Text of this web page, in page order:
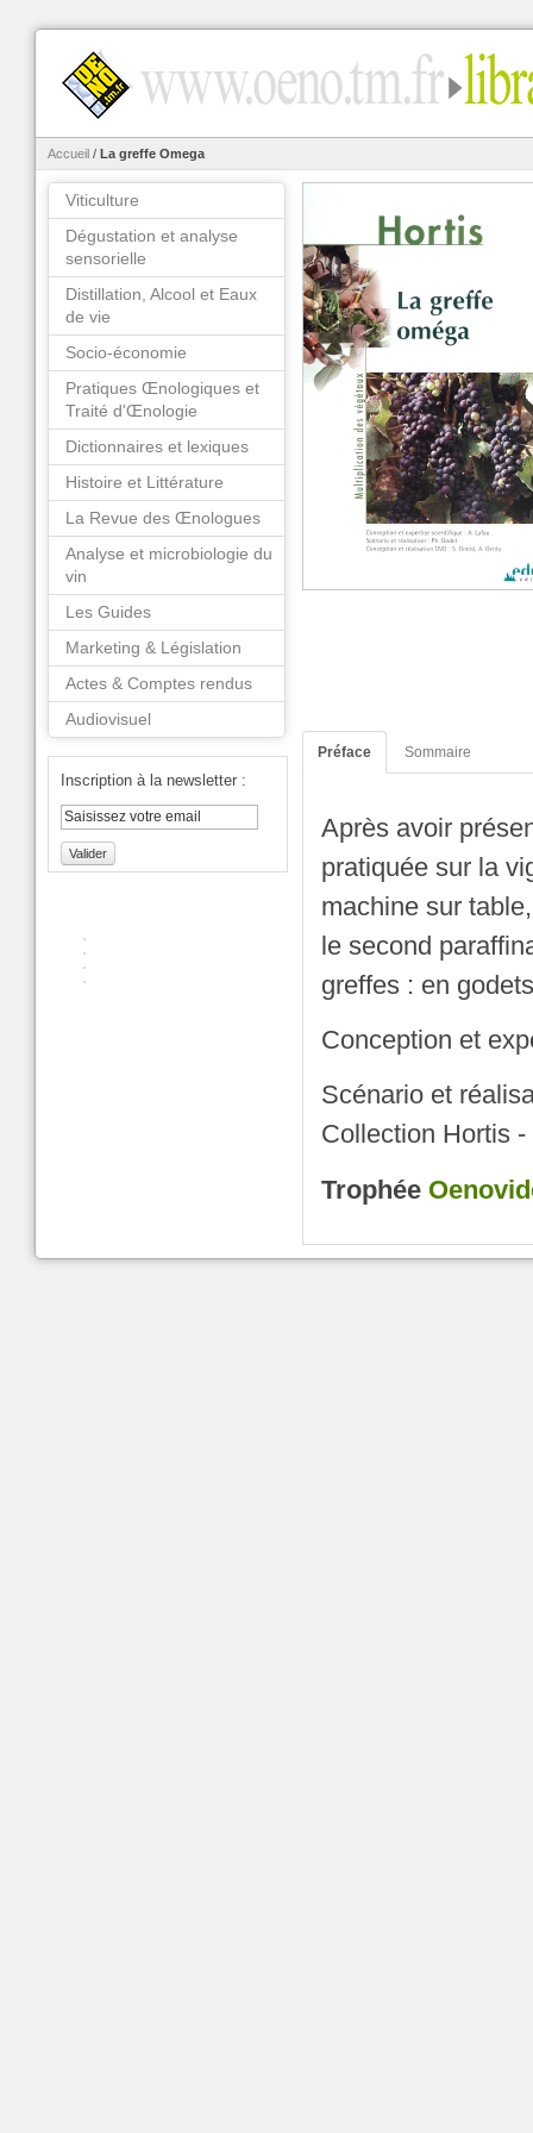
Accueil / La greffe Omega
Préface Sommaire
Après avoir
pratiquée sur la
machine sur
le second
greffes : en
Conception et
Scénario et
Collection Hortis -
Trophée
Viticulture
Dégustation et analyse
sensorielle
Distillation, Alcool et Eaux
de vie
Socio-économie
Pratiques Œnologiques et
Traité d'Œnologie
Dictionnaires et lexiques
Histoire et Littérature
La Revue des Œnologues
Analyse et microbiologie du
vin
Les Guides
Marketing & Législation
Actes & Comptes rendus
Audiovisuel
Inscription à la newsletter :
Valider